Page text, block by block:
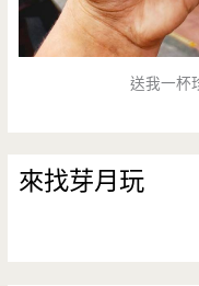
送我一杯
來找芽月玩